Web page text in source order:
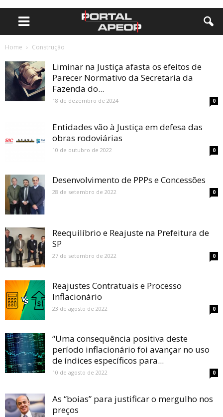
Home Construção
Liminar na Justiça afasta os efeitos de
Parecer Normativo da Secretaria da
Fazenda do...
18 de dezembro de 2024 0
Entidades vão à Justiça em defesa das
obras rodoviárias
10 de outubro de 2022 0
Desenvolvimento de PPPs e Concessões
28 de setembro de 2022 0
Reequilíbrio e Reajuste na Prefeitura de
SP
27 de setembro de 2022 0
Reajustes Contratuais e Processo
Inflacionário
23 de agosto de 2022 0
“Uma consequência positiva deste
período inflacionário foi avançar no uso
de índices específicos para...
10 de agosto de 2022 0
As “boias” para justificar o mergulho nos
preços